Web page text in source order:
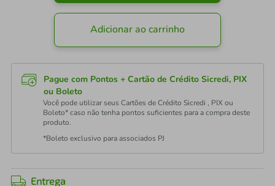
Adicionar ao carrinho
Pague com Pontos + Cartão de Crédito Sicredi, PIX
ou Boleto
Você pode utilizar seus Cartões de Crédito Sicredi , PIX ou
Boleto* caso não tenha pontos suficientes para a compra deste
produto.
*Boleto exclusivo para associados PJ
Entrega